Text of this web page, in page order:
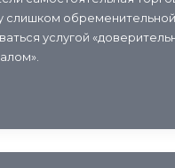
слишком
услугой